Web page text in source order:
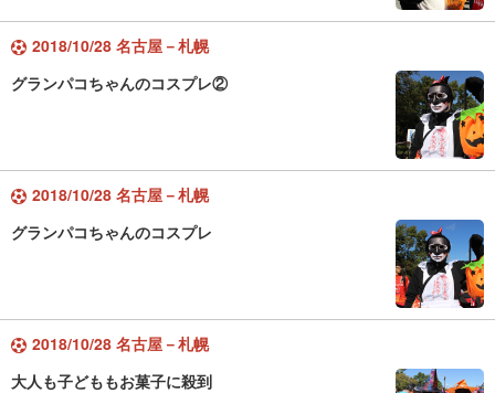
2018/10/28 名古屋－札幌
グランパコちゃんのコスプレ②
2018/10/28 名古屋－札幌
グランパコちゃんのコスプレ
2018/10/28 名古屋－札幌
大人も子どももお菓子に殺到